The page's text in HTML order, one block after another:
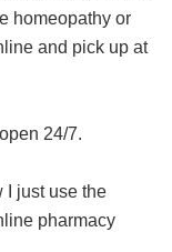
homeopathy or
and pick up at
24/7.
I just use the
pharmacy